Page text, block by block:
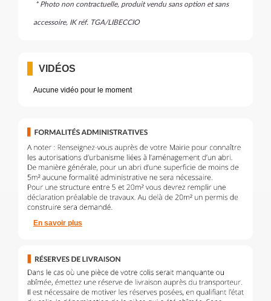
* Photo non contractuelle, produit vendu sans option et sans
accessoire, IK réf. TGA/LIBECCIO
VIDÉOS
Aucune vidéo pour le moment
En savoir plus